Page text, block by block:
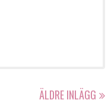
ÄLDRE INLÄGG